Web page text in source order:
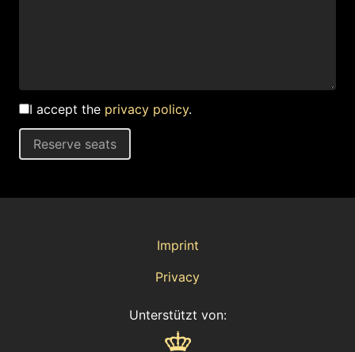
I accept the privacy policy.
Reserve seats
Imprint
Privacy
Unterstützt von: